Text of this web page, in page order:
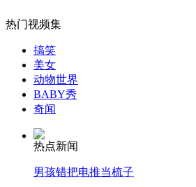
外交部：反对强权政治霸凌主义
外交部：有关国家言论片面不公正
安徽一实载49人客车翻车
热门视频集
搞笑
美女
动物世界
BABY秀
奇闻
热点新闻
男孩错把电推当梳子